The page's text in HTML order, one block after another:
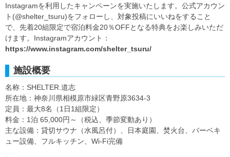
Instagramを利用したキャンペーンを実施いたします。公式アカウン
ト(@shelter_tsuru)をフォローし、対象投稿にいいねをすること
で、先着20組限定で宿泊料金20％OFFとなる特典をお楽しみいただ
けます。Instagramアカウント：
https://www.instagram.com/shelter_tsuru/
施設概要
名称：SHELTER.道志
所在地：神奈川県相模原市緑区青野原3634-3
定員：最大8名（1日1組限定）
料金：1泊 65,000円～（税込、季節変動あり）
主な設備：貸切サウナ（水風呂付）、日本庭園、焚火台、バーベキ
ュー設備、フルキッチン、Wi-Fi完備